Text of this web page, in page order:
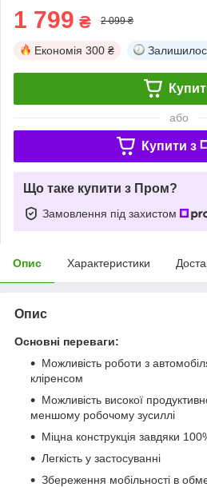
1 799 ₴ 2 099 ₴
Економія 300 ₴
або
Купити з
Що таке купити з Пром?
Замовлення під захистом
Опис Характеристики
Опис
Основні переваги:
Можливість роботи з
кліренсом
Можливість високої
меншому робочому зусиллі
Міцна конструкція завдяки
Легкість у застосуванні
Збереження мобільності в